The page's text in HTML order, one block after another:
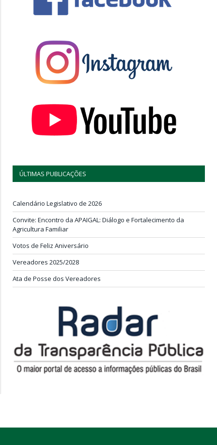
ÚLTIMAS PUBLICAÇÕES
Calendário Legislativo de 2026
Convite: Encontro da APAIGAL: Diálogo e Fortalecimento da
Agricultura Familiar
Votos de Feliz Aniversário
Vereadores 2025/2028
Ata de Posse dos Vereadores